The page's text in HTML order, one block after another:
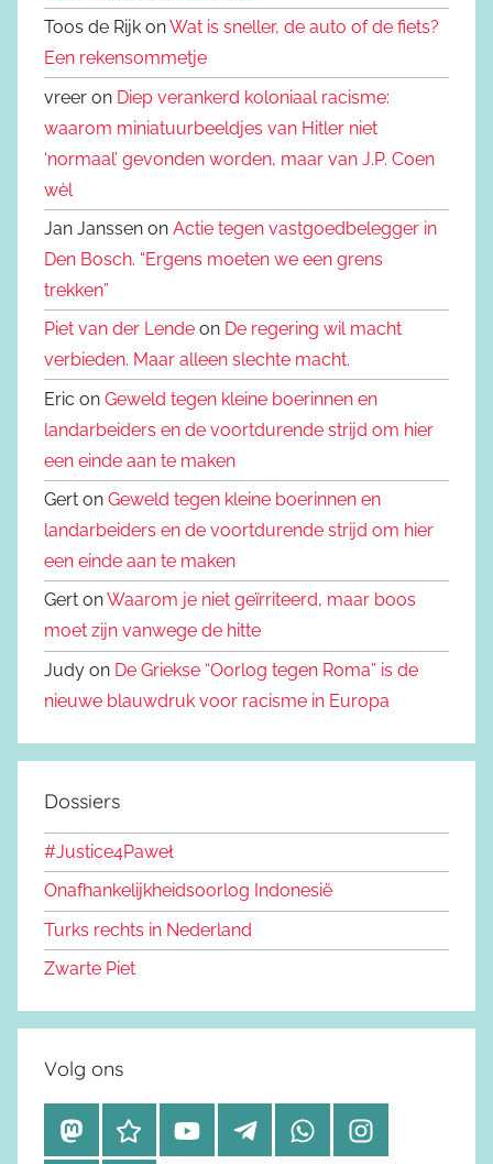
Toos de Rijk onWat is sneller, de auto of de fiets?
Een rekensommetje
vreer on Diep verankerd koloniaal racisme:
waarom miniatuurbeeldjes van Hitler niet
‘normaal’ gevonden worden, maar van J.P. Coen
wèl
Jan Janssen on Actie tegen vastgoedbelegger in
Den Bosch. “Ergens moeten we een grens
trekken”
Piet van der Lende on De regering wil macht
verbieden. Maar alleen slechte macht.
Eric on Geweld tegen kleine boerinnen en
landarbeiders en de voortdurende strijd om hier
een einde aan te maken
Gert on Geweld tegen kleine boerinnen en
landarbeiders en de voortdurende strijd om hier
een einde aan te maken
Gert onWaarom je niet geïrriteerd, maar boos
moet zijn vanwege de hitte
Judy on De Griekse “Oorlog tegen Roma” is de
nieuwe blauwdruk voor racisme in Europa
Dossiers
#Justice4Paweł
Onafhankelijkheidsoorlog Indonesië
Turks rechts in Nederland
Zwarte Piet
Volg ons
M
a
B
l
Y
o
T
e
W
h
I
n